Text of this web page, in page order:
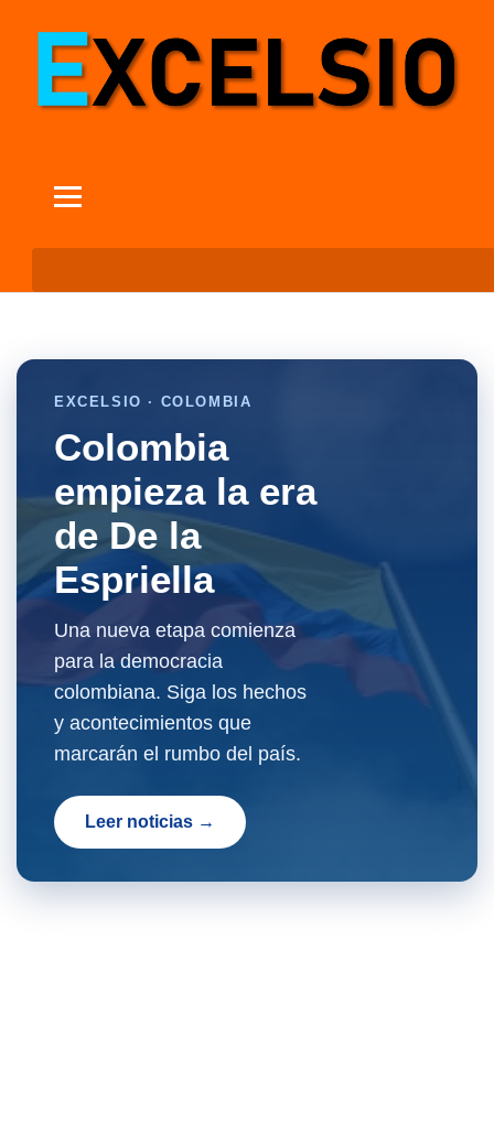
EXCELSIO · COLOMBIA
Colombia
empieza la era
de De la
Espriella
Una nueva etapa comienza
para la democracia
colombiana. Siga los hechos
y acontecimientos que
marcarán el rumbo del país.
Leer noticias →